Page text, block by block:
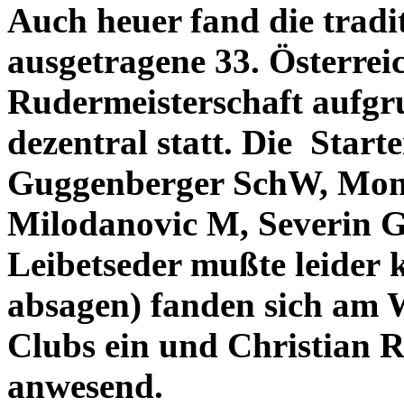
Auch heuer fand die
ausgetragene 33.
Rudermeisterschaft
dezentral statt. Die
Guggenberger SchW,
Milodanovic M, Severin
Leibetseder mußte leider
absagen) fanden sich am
Clubs ein und Christian
anwesend.